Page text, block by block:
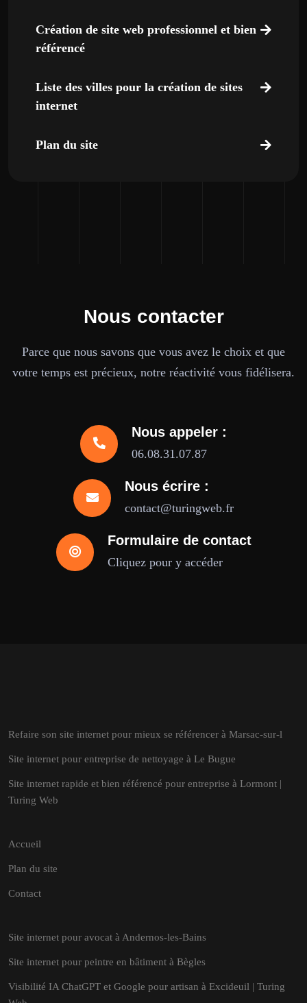
Création de site web professionnel et bien
référencé
Liste des villes pour la création de sites
internet
Plan du site
Nous contacter
Parce que nous savons que vous avez le choix et que
votre temps est précieux, notre réactivité vous fidélisera.
Nous appeler :
06.08.31.07.87
Nous écrire :
contact@turingweb.fr
Formulaire de contact
Cliquez pour y accéder
Refaire son site internet pour mieux se référencer à Marsac-sur-l
Site internet pour entreprise de nettoyage à Le Bugue
Site internet rapide et bien référencé pour entreprise à Lormont |
Turing Web
Accueil
Plan du site
Contact
Site internet pour avocat à Andernos-les-Bains
Site internet pour peintre en bâtiment à Bègles
Visibilité IA ChatGPT et Google pour artisan à Excideuil | Turing